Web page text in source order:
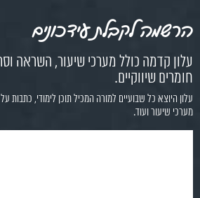
הרשמה לקבלת עידכונים
עלון קדמה כולל מערכי שיעור, השראה
חומרים שיווקיים.
עלון היוצא כל שבועיים למורה המכיל תוכן לימודי, כתבות
מערכי שיעור ועוד.